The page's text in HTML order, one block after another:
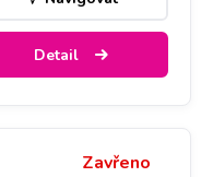
Detail
Zavřeno